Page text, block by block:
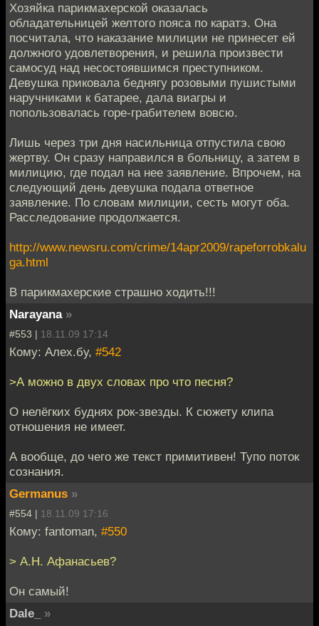
Хозяйка парикмахерской оказалась
обладательницей желтого пояса по каратэ. Она
посчитала, что наказание милиции не принесет ей
должного удовлетворения, и решила произвести
самосуд над несостоявшимся преступником.
Девушка приковала беднягу розовыми пушистыми
наручниками к батарее, дала виагры и
попользовалась горе-грабителем вовсю.
Лишь через три дня насильница отпустила свою
жертву. Он сразу направился в больницу, а затем в
милицию, где подал на нее заявление. Впрочем, на
следующий день девушка подала ответное
заявление. По словам милиции, сесть могут оба.
Расследование продолжается.
http://www.newsru.com/crime/14apr2009/rapeforrobkalu
ga.html
В парикмахерские страшно ходить!!!
Narayana »
#553 | 18.11.09 17:14
Кому: Алех.бу, #542
>А можно в двух словах про что песня?
О нелёгких буднях рок-звезды. К сюжету клипа
отношения не имеет.
А вообще, до чего же текст примитивен! Тупо поток
сознания.
Germanus »
#554 | 18.11.09 17:16
Кому: fantoman, #550
> А.Н. Афанасьев?
Он самый!
Dale_
»